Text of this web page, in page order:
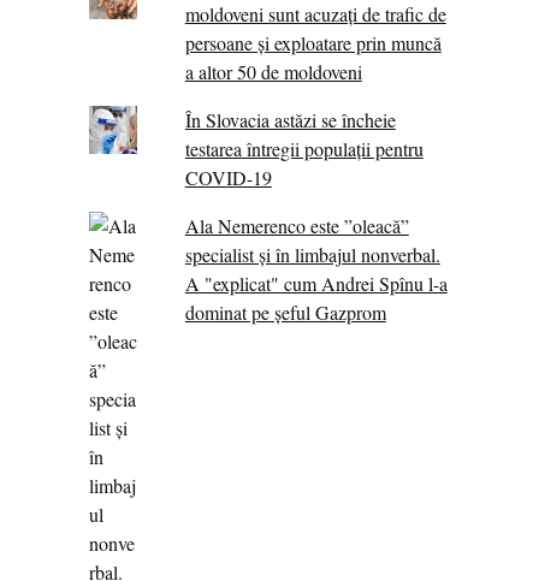
moldoveni sunt acuzați de trafic de
persoane și exploatare prin muncă
a altor 50 de moldoveni
În Slovacia astăzi se încheie
testarea întregii populații pentru
COVID-19
Ala Nemerenco este ”oleacă”
specialist și în limbajul nonverbal.
A "explicat" cum Andrei Spînu l-a
dominat pe șeful Gazprom